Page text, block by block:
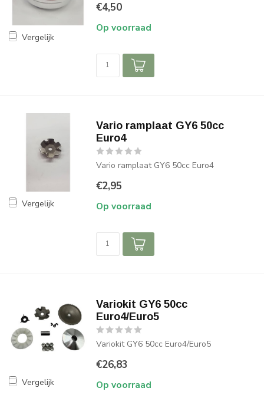
Vergelijk
€4,50
Op voorraad
Vergelijk
Vario ramplaat GY6 50cc
Euro4
Vario ramplaat GY6 50cc Euro4
€2,95
Op voorraad
Vergelijk
Variokit GY6 50cc
Euro4/Euro5
Variokit GY6 50cc Euro4/Euro5
€26,83
Op voorraad